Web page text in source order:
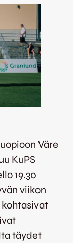
Väre
KuPS
19.30
viikon
täydet